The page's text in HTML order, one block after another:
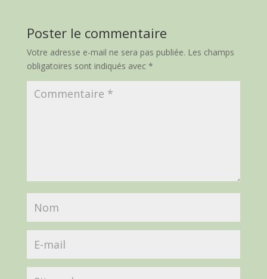
Poster le commentaire
Votre adresse e-mail ne sera pas publiée. Les champs
obligatoires sont indiqués avec *